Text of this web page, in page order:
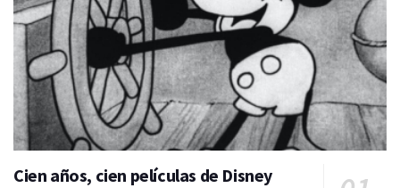
Cien años, cien películas de Disney